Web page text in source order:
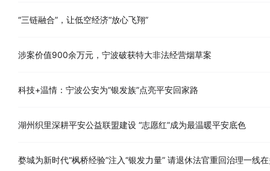
“三链融合”，让低空经济“放心飞翔”
涉案价值900余万元，宁波破获特大非法经营烟草案
科技+温情：宁波公安为“银发族”点亮平安回家路
湖州织里深耕平安公益联盟建设 “志愿红”成为最温暖平安底色
婺城为新时代“枫桥经验”注入“银发力量” 请退休法官重回治理一线